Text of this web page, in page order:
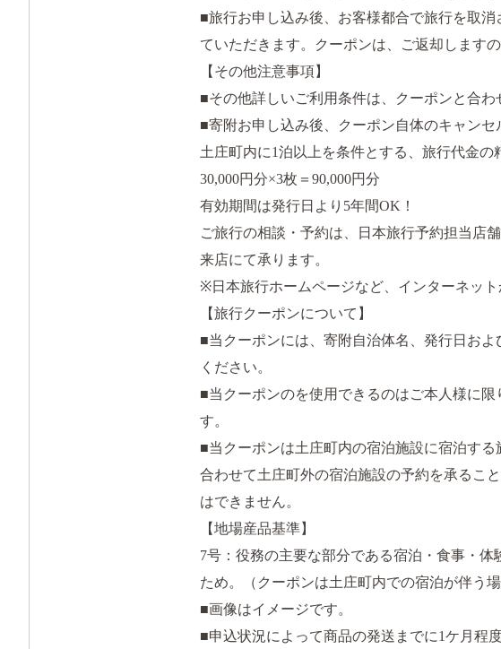
■旅行お申し込み後、お客様都合で旅行を取
ていただきます。クーポンは、ご返却します
【その他注意事項】
■その他詳しいご利用条件は、クーポンと合
■寄附お申し込み後、クーポン自体のキャンセ
土庄町内に1泊以上を条件とする、旅行代金の
30,000円分×3枚＝90,000円分
有効期間は発行日より5年間OK！
ご旅行の相談・予約は、日本旅行予約担当店
来店にて承ります。
※日本旅行ホームページなど、インターネッ
【旅行クーポンについて】
■当クーポンには、寄附自治体名、発行日お
ください。
■当クーポンのを使用できるのはご本人様に
す。
■当クーポンは土庄町内の宿泊施設に宿泊す
合わせて土庄町外の宿泊施設の予約を承るこ
はできません。
【地場産品基準】
7号：役務の主要な部分である宿泊・食事・
ため。（クーポンは土庄町内での宿泊が伴う
■画像はイメージです。
■申込状況によって商品の発送までに1ケ月程